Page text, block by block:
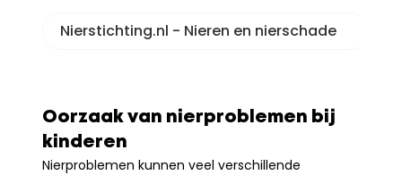
Nierstichting.nl - Nieren en nierschade
Oorzaak van nierproblemen bij
kinderen
Nierproblemen kunnen veel verschillende